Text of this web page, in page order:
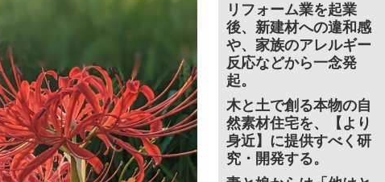
リフォーム業を起業
後、新建材への違和感
や、家族のアレルギー
反応などから一念発
起。
木と土で創る本物の自
然素材住宅を、【より
身近】に提供すべく研
究・開発する。